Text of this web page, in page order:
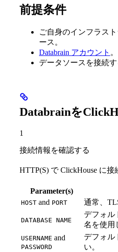
前提条件
ご自身のインフラス
ース。
Databrain アカウント 。
データソースを接続す
Databrainを
1
接続情報を確認する
HTTP(S) で ClickHouse に
Parameter(s)
HOST and PORT 通常、
DATABASE NAME
デフォル
名を使用
USERNAME and
PASSWORD
デフォル
い。